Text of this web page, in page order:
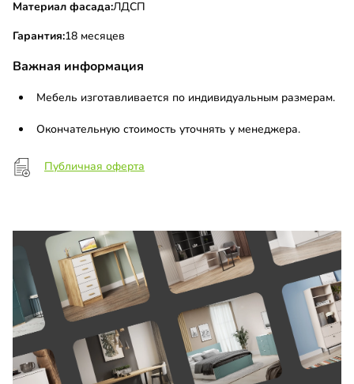
Материал фасада:ЛДСП
Гарантия:18 месяцев
Важная информация
Мебель изготавливается по индивидуальным размерам.
Окончательную стоимость уточнять у менеджера.
Публичная оферта